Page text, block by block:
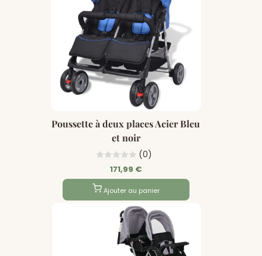
Poussette à deux places Acier Bleu
et noir
(0)
171,99 €
Ajouter au panier